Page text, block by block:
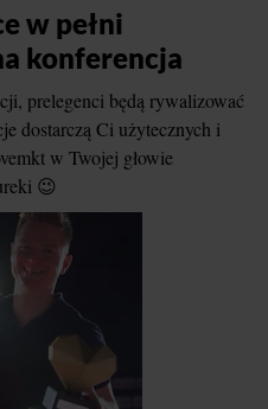
w pełni
konferencja
prelegenci będą rywalizować
dostarczą Ci użytecznych i
w Twojej głowie
😉